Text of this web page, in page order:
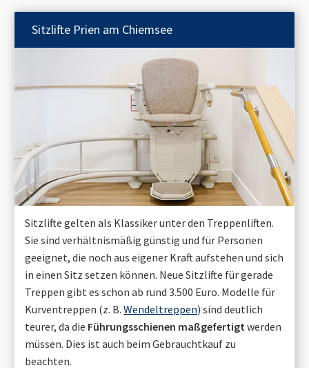
Sitzlifte Prien am Chiemsee
Sitzlifte gelten als Klassiker unter den Treppenliften.
Sie sind verhältnismäßig günstig und für Personen
geeignet, die noch aus eigener Kraft aufstehen und sich
in einen Sitz setzen können. Neue Sitzlifte für gerade
Treppen gibt es schon ab rund 3.500 Euro. Modelle für
Kurventreppen (z. B. Wendeltreppen) sind deutlich
teurer, da die Führungsschienen maßgefertigt werden
müssen. Dies ist auch beim Gebrauchtkauf zu
beachten.